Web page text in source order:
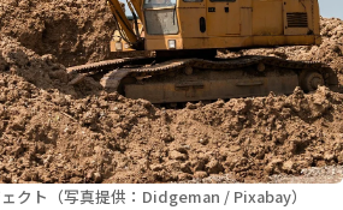
クト（写真提供：Didgeman / Pixabay）